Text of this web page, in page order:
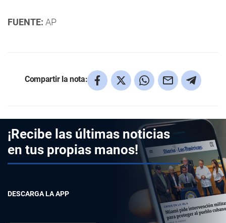
FUENTE: AP
Compartir la nota:
¡Recibe las últimas noticias
en tus propias manos!
DESCARGA LA APP